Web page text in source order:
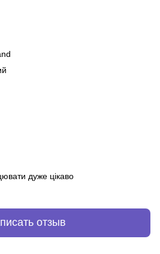
дуже цікаво
отзыв